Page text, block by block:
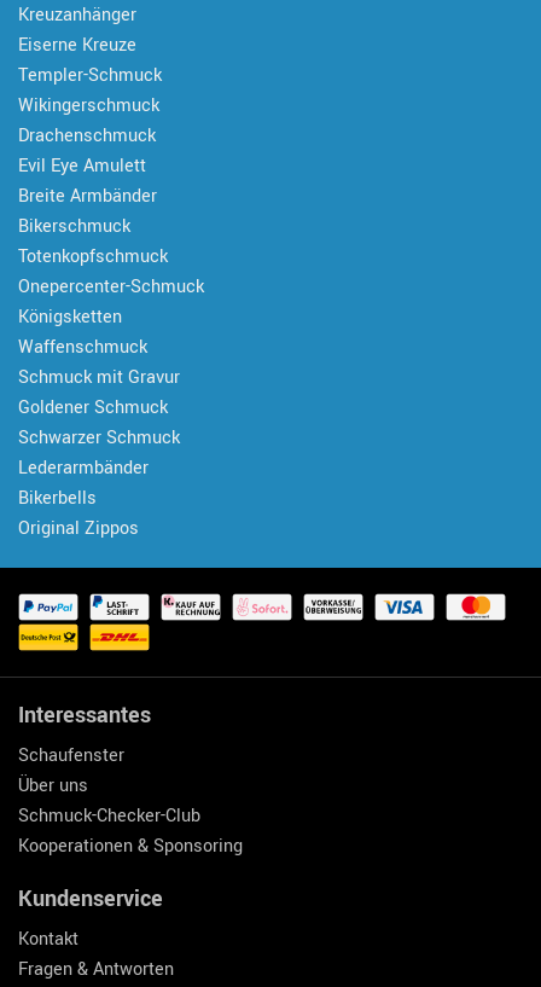
Kreuzanhänger
Eiserne Kreuze
Templer-Schmuck
Wikingerschmuck
Drachenschmuck
Evil Eye Amulett
Breite Armbänder
Bikerschmuck
Totenkopfschmuck
Onepercenter-Schmuck
Königsketten
Waffenschmuck
Schmuck mit Gravur
Goldener Schmuck
Schwarzer Schmuck
Lederarmbänder
Bikerbells
Original Zippos
Interessantes
Schaufenster
Über uns
Schmuck-Checker-Club
Kooperationen & Sponsoring
Kundenservice
Kontakt
Fragen & Antworten